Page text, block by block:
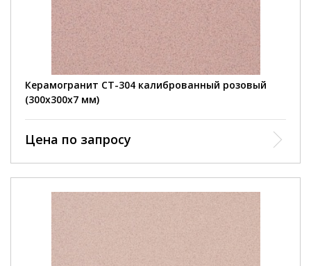
Керамогранит СТ-304 калиброванный розовый
(300х300х7 мм)
Цена по запросу